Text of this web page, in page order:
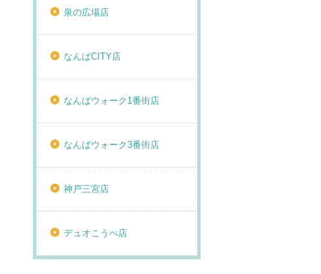
泉の広場店
なんばCITY店
なんばウォーク1番街店
なんばウォーク3番街店
神戸三宮店
デュオこうべ店